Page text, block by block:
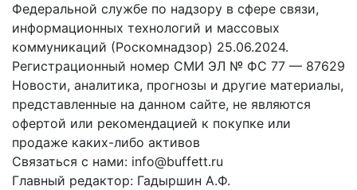
Федеральной службе по надзору в сфере связи,
информационных технологий и массовых
коммуникаций (Роскомнадзор) 25.06.2024.
Регистрационный номер СМИ ЭЛ № ФС 77 — 87629
Новости, аналитика, прогнозы и другие материалы,
представленные на данном сайте, не являются
офертой или рекомендацией к покупке или
продаже каких-либо активов
Связаться с нами: info@buffett.ru
Главный редактор: Гадыршин А.Ф.